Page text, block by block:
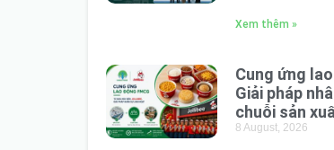
Xem thêm »
Cung ứng
Giải pháp
chuỗi sản
8 August, 2026